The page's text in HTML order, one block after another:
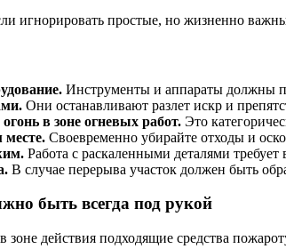
игнорировать простые, но жизненно
Инструменты и аппараты должны
Они останавливают разлет искр и
в зоне огневых работ. Это
месте. Своевременно убирайте отходы и
Работа с раскаленными деталями
В случае перерыва участок должен быть
быть всегда под рукой
зоне действия подходящие средства